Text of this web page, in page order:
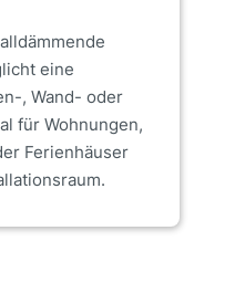
eine
, Wand- oder
für Wohnungen,
Ferienhäuser